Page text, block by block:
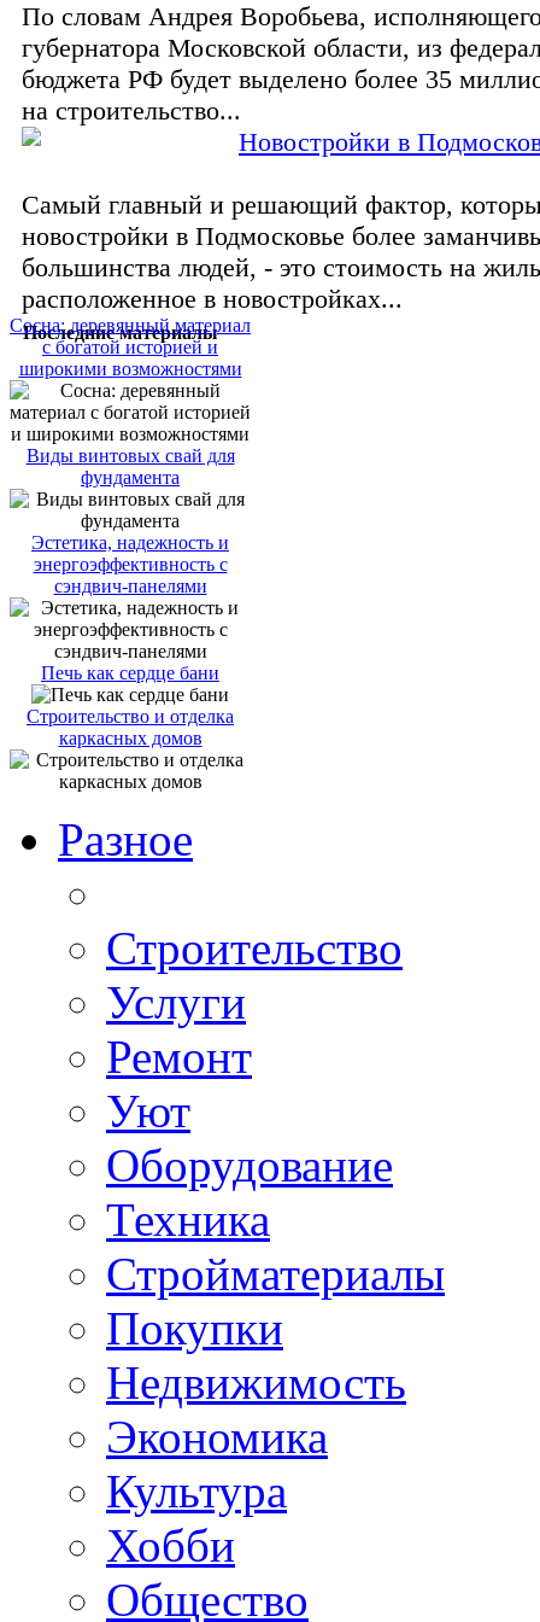
По словам Андрея Воробьева,
губернатора Московской области, из
бюджета РФ будет выделено более 35
на строительство...
Новостройки в
Самый главный и решающий фактор,
новостройки в Подмосковье более
большинства людей, - это стоимость на
расположенное в новостройках...
Последние материалы
Сосна: деревянный материал
с богатой историей и
широкими возможностями
Виды винтовых свай для
фундамента
Эстетика, надежность и
энергоэффективность с
сэндвич-панелями
Печь как сердце бани
Строительство и отделка
каркасных домов
Разное
Строительство
Услуги
Ремонт
Уют
Оборудование
Техника
Стройматериалы
Покупки
Недвижимость
Экономика
Культура
Хобби
Общество